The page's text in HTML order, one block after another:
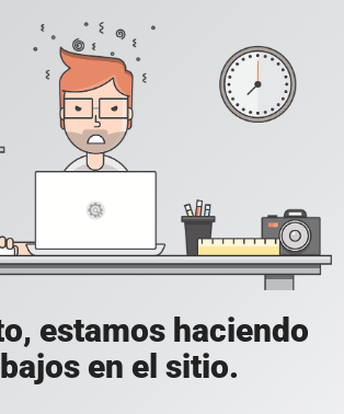
estamos haciendo
en el sitio.